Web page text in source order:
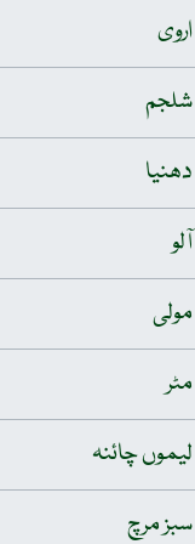
اروی
شلجم
دھنیا
آلو
مولی
مٹر
لیموں چائنہ
سبز مرچ